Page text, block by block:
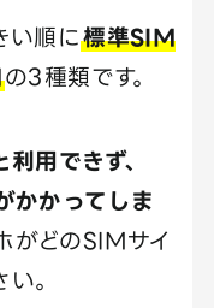
い順に標準SIM
の3種類です。
用できず、
かかってしま
がどのSIMサイ
。